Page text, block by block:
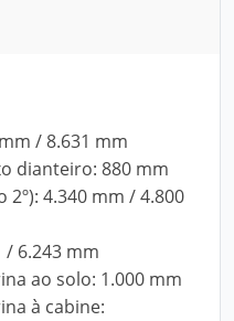
/ 8.631 mm
dianteiro: 880 mm
2º): 4.340 mm / 4.800
/ 6.243 mm
ao solo: 1.000 mm
à cabine: